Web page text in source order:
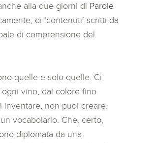
alla due giorni di Parole
di ‘contenuti’ scritti da
di comprensione del
quelle e solo quelle. Ci
ogni vino, dal colore fino
inventare, non puoi creare.
vocabolario. Che, certo,
diplomata da una